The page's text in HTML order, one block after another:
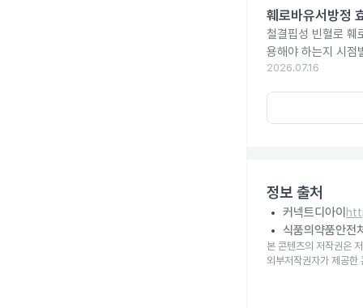
훼로바유서방정
철결핍성 빈혈로 훼
용해야 하는지 시점
2026.07.16
정보 출처
커넥트디아이
식품의약품안전
본 콘텐츠의 저작권은
외부저작권자가 제공한